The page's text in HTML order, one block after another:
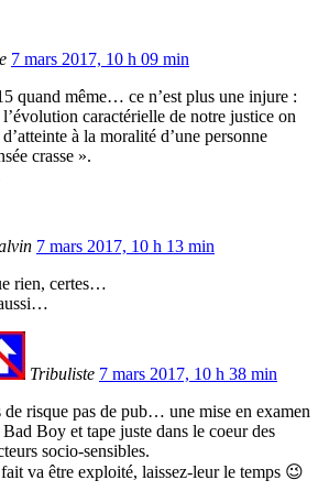
7 mars 2017, 10 h 09 min
quand même… ce n’est plus une injure :
caractérielle de notre justice on
à la moralité d’une personne
crasse ».
7 mars 2017, 10 h 13 min
rien, certes…
Tribuliste 7 mars 2017, 10 h 38 min
de risque pas de pub… une mise en examen
Boy et tape juste dans le coeur des
socio-sensibles.
va être exploité, laissez-leur le temps 😉